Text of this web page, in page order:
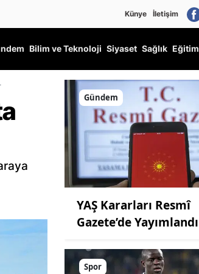
Künye İletişim
Bilim ve Teknoloji Siyaset Sağlık Eğitim
Gündem
YAŞ Kararları Resmî
Gazete’de Yayımlandı
Spor